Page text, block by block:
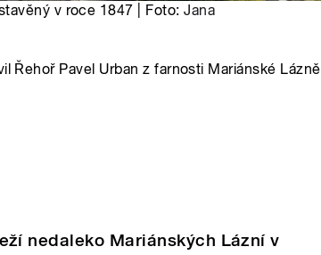
v roce 1847 | Foto:Jana
Řehoř Pavel Urban z farnosti Mariánské Lázně
nedaleko Mariánských Lázní v